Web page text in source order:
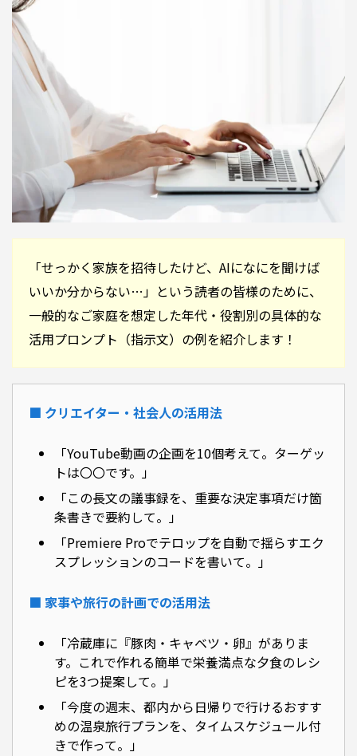
「せっかく家族を招待したけど、AIになにを聞けば
いいか分からない…」という読者の皆様のために、
一般的なご家庭を想定した年代・役割別の具体的な
活用プロンプト（指示文）の例を紹介します！
■ クリエイター・社会人の活用法
「YouTube動画の企画を10個考えて。ターゲッ
トは〇〇です。」
「この長文の議事録を、重要な決定事項だけ箇
条書きで要約して。」
「Premiere Proでテロップを自動で揺らすエク
スプレッションのコードを書いて。」
■ 家事や旅行の計画での活用法
「冷蔵庫に『豚肉・キャベツ・卵』がありま
す。これで作れる簡単で栄養満点な夕食のレシ
ピを3つ提案して。」
「今度の週末、都内から日帰りで行けるおすす
めの温泉旅行プランを、タイムスケジュール付
きで作って。」